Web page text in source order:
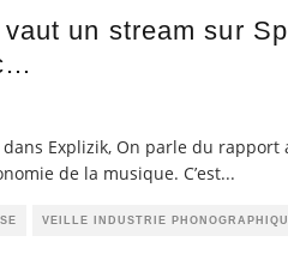
un stream sur
dans Explizik, On parle du
de la musique. C’est...
VEILLE INDUSTRIE